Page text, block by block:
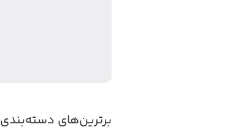
برترین‌های دسته‌بندی